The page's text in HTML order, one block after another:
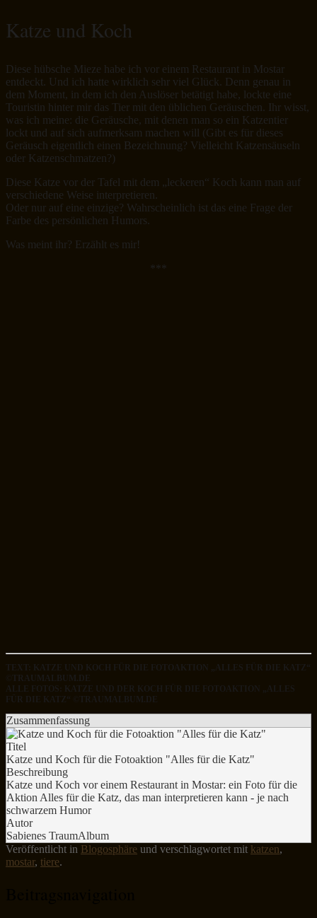
Katze und Koch
Diese hübsche Mieze habe ich vor einem Restaurant in Mostar
entdeckt. Und ich hatte wirklich sehr viel Glück. Denn genau in
dem Moment, in dem ich den Auslöser betätigt habe, lockte eine
Touristin hinter mir das Tier mit den üblichen Geräuschen. Ihr wisst,
was ich meine: die Geräusche, mit denen man so ein Katzentier
lockt und auf sich aufmerksam machen will (Gibt es für dieses
Geräusch eigentlich einen Bezeichnung? Vielleicht Katzensäuseln
oder Katzenschmatzen?)
Diese Katze vor der Tafel mit dem „leckeren“ Koch kann man auf
verschiedene Weise interpretieren.
Oder nur auf eine einzige? Wahrscheinlich ist das eine Frage der
Farbe des persönlichen Humors.
Was meint ihr? Erzählt es mir!
***
TEXT: KATZE UND KOCH FÜR DIE FOTOAKTION „ALLES FÜR DIE KATZ“
©TRAUMALBUM.DE
ALLE FOTOS: KATZE UND DER KOCH FÜR DIE FOTOAKTION „ALLES
FÜR DIE KATZ“ ©TRAUMALBUM.DE
Zusammenfassung
Titel
Katze und Koch für die Fotoaktion "Alles für die Katz"
Beschreibung
Katze und Koch vor einem Restaurant in Mostar: ein Foto für die
Aktion Alles für die Katz, das man interpretieren kann - je nach
schwarzem Humor
Autor
Sabienes TraumAlbum
Veröffentlicht in Blogosphäre und verschlagwortet mit katzen,
mostar, tiere.